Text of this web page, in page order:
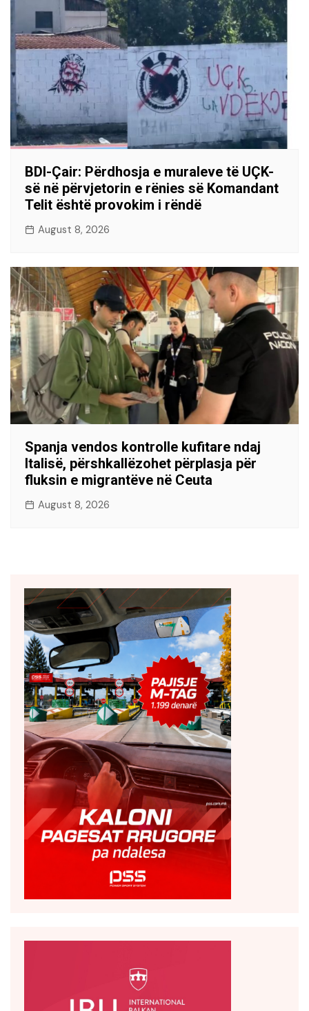
BDI-Çair: Përdhosja e muraleve të UÇK-
së në përvjetorin e rënies së Komandant
Telit është provokim i rëndë
August 8, 2026
Spanja vendos kontrolle kufitare ndaj
Italisë, përshkallëzohet përplasja për
fluksin e migrantëve në Ceuta
August 8, 2026